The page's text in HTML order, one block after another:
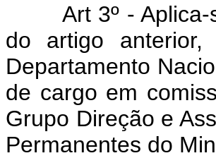
Art 3º - Aplica-se
do artigo
Departamento
de cargo em
Grupo Direção e
Permanentes do